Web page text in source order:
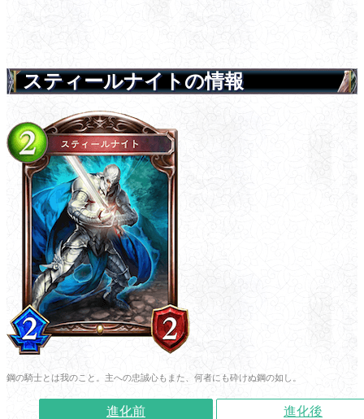
スティールナイトの情報
鋼の騎士とは我のこと。主への忠誠心もまた、何者にも砕けぬ鋼の如し。
進化前 進化後